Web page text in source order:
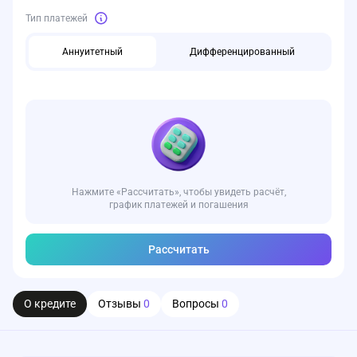
Тип платежей
Аннуитетный Дифференцированный
Нажмите «Рассчитать», чтобы увидеть расчёт,
график платежей и погашения
Рассчитать
О кредите Отзывы 0 Вопросы 0